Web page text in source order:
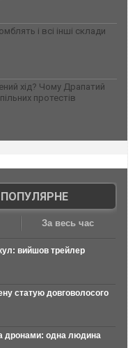
і всі інші склади
хід? Чому Драпатий
протестів
ПОПУЛЯРНЕ
За весь час
вийшов трейлер
статую довговолосого
дронами: одна людина